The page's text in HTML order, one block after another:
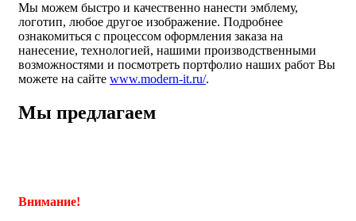
Мы можем быстро и качественно нанести эмблему,
логотип, любое другое изображение. Подробнее
ознакомиться с процессом оформления заказа на
нанесение, технологией, нашими производственными
возможностями и посмотреть портфолио наших работ Вы
можете на сайте www.modern-it.ru/.
Мы предлагаем
Внимание!